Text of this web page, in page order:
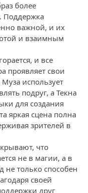
более
Поддержка
важной, и их
и взаимным
и все
проявляет свои
использует
подруг, а Текна
для создания
яркая сцена полна
зрителей в
что
не в магии, а в
не только способен
своей
друг